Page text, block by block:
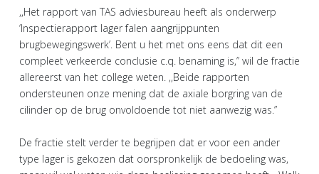
,,Het rapport van TAS adviesbureau heeft als onderwerp
‘Inspectierapport lager falen aangrijppunten
brugbewegingswerk’. Bent u het met ons eens dat dit een
compleet verkeerde conclusie c.q. benaming is,” wil de fractie
allereerst van het college weten. ,,Beide rapporten
ondersteunen onze mening dat de axiale borgring van de
cilinder op de brug onvoldoende tot niet aanwezig was.”
De fractie stelt verder te begrijpen dat er voor een ander
type lager is gekozen dat oorspronkelijk de bedoeling was,